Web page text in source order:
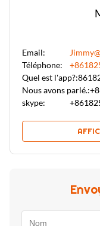
Email:
Téléphone:
Quel est l'app?:
Nous avons parlé.:
skype: